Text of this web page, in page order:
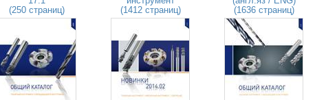
(250 страниц)
(1412 страниц)
(1636 страниц)